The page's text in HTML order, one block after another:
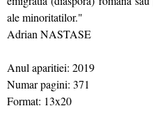
ale minoritatilor."
Adrian NASTASE
Anul aparitiei: 2019
Numar pagini: 371
Format: 13x20